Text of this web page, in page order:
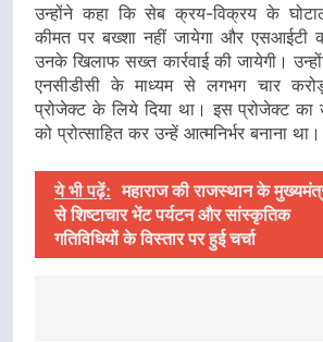
उन्होंने कहा कि सेब क्रय-विक्रय के
कीमत पर बख्शा नहीं जायेगा और एसआईटी
उनके खिलाफ सख्त कार्रवाई की जायेगी।
एनसीडीसी के माध्यम से लगभग चार
प्रोजेक्ट के लिये दिया था। इस प्रोजेक्ट का
को प्रोत्साहित कर उन्हें आत्मनिर्भर बनाना था।
ये भी पढ़ें: महाराज की राजस्थान के
से शिष्टाचार भेंट पर्यटन और सांस्कृतिक
गतिविधियों के विस्तार पर हुई चर्चा